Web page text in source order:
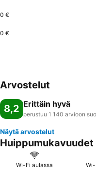
0 €
0 €
Arvostelut
8,2 Erittäin hyvä
perustuu 1 140 arvioon
Näytä arvostelut
Huippumukavuudet
Wi-Fi aulassa